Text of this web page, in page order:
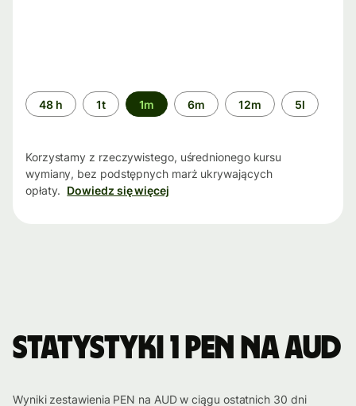
Przedział
czasu
48 h 1t 1m 6m 12m 5l
Korzystamy z rzeczywistego, uśrednionego kursu
wymiany, bez podstępnych marż ukrywających
opłaty. Dowiedz się więcej
Statystyki 1 PEN na AUD
Wyniki zestawienia PEN na AUD w ciągu ostatnich 30 dni